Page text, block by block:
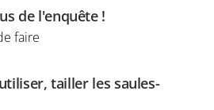
de l'enquête !
faire
tailler les saules-